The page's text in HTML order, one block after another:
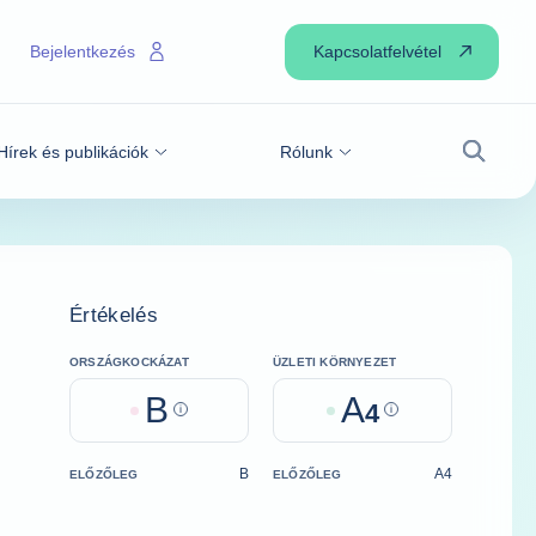
és publikációk Rólunk
Bejelentkezés Kapcsolatfelvétel
Értékelés
ORSZÁGKOCKÁZAT
B Help
ÜZLETI KÖRNYEZET
A4 Help
ELŐZŐLEG B ELŐZŐLEG A4